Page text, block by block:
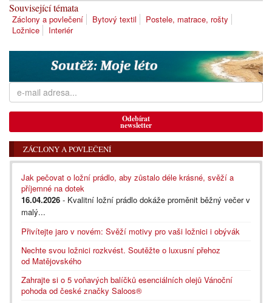
Související témata
Záclony a povlečení Bytový textil
Postele, matrace, rošty
Ložnice
Interiér
Odebírat
newsletter
ZÁCLONY A POVLEČENÍ
Jak pečovat o ložní prádlo, aby zůstalo déle krásné, svěží a
příjemné na dotek
16.04.2026 - Kvalitní ložní prádlo dokáže proměnit běžný večer v
malý...
Přivítejte jaro v novém: Svěží motivy pro vaši ložnici i obývák
Nechte svou ložnici rozkvést. Soutěžte o luxusní přehoz
od Matějovského
Zahrajte si o 5 voňavých balíčků esenciálních olejů Vánoční
pohoda od české značky Saloos®